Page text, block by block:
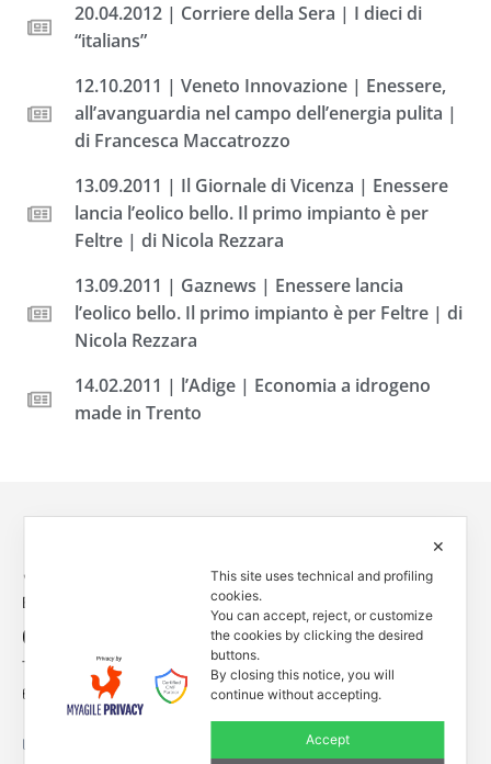
20.04.2012 | Corriere della Sera | I dieci di
“italians”
12.10.2011 | Veneto Innovazione | Enessere,
all’avanguardia nel campo dell’energia pulita |
di Francesca Maccatrozzo
13.09.2011 | Il Giornale di Vicenza | Enessere
lancia l’eolico bello. Il primo impianto è per
Feltre | di Nicola Rezzara
13.09.2011 | Gaznews | Enessere lancia
l’eolico bello. Il primo impianto è per Feltre | di
Nicola Rezzara
14.02.2011 | l’Adige | Economia a idrogeno
made in Trento
Empowered by
Contacts
Tel. +39 0444 401001
E-mail: info@enessere.com
Legal Notes, Privacy, Cookies
✕
This site uses technical and profiling
cookies.
You can accept, reject, or customize
the cookies by clicking the desired
buttons.
By closing this notice, you will
continue without accepting.
Accept